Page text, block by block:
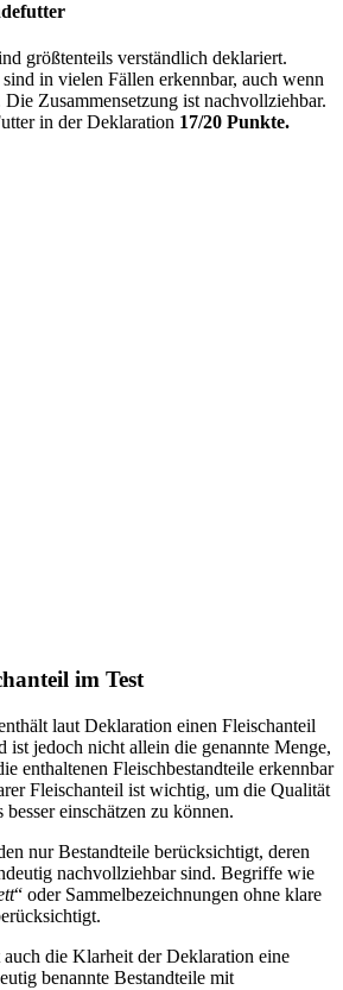
größtenteils verständlich deklariert.
in vielen Fällen erkennbar, auch wenn
Zusammensetzung ist nachvollziehbar.
in der Deklaration 17/20 Punkte.
im Test
laut Deklaration einen Fleischanteil
ist jedoch nicht allein die genannte Menge,
enthaltenen Fleischbestandteile erkennbar
Fleischanteil ist wichtig, um die Qualität
einschätzen zu können.
nur Bestandteile berücksichtigt, deren
nachvollziehbar sind. Begriffe wie
“ oder Sammelbezeichnungen ohne klare
die Klarheit der Deklaration eine
benannte Bestandteile mit